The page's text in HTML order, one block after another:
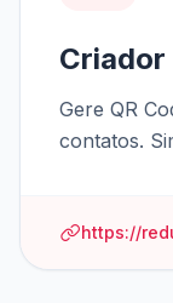
Criador
Gere QR
contatos.
https://